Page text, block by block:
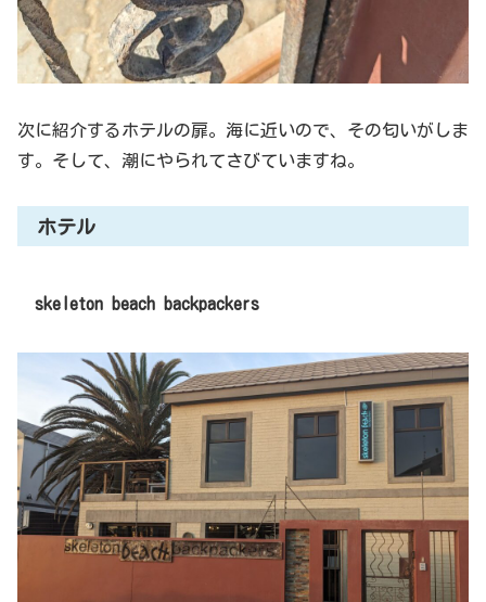
次に紹介するホテルの扉。海に近いので、その匂いがしま
す。そして、潮にやられてさびていますね。
ホテル
skeleton beach backpackers